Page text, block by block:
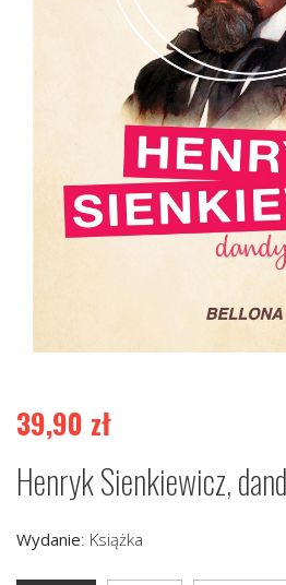
39,90 zł
Henryk Sienkiewicz,
Wydanie: Książka